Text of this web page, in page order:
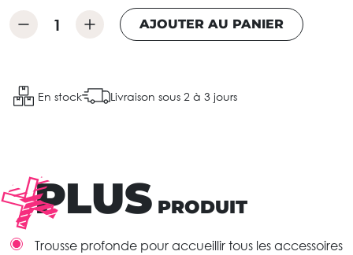
AJOUTER AU PANIER
En stock Livraison sous 2 à 3 jours
PLUS PRODUIT
Trousse profonde pour accueillir tous les accessoires